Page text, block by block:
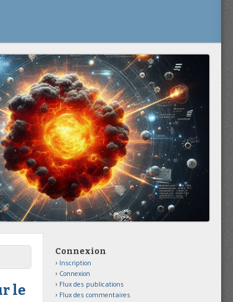
le
Connexion
Inscription
Connexion
Flux des publications
Flux des commentaires